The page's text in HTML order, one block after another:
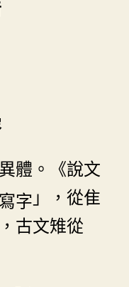
體。《說文
」，從隹
，古文雉從